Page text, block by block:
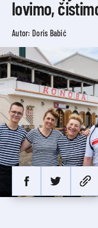
lovimo,
Autor: Doris Babić